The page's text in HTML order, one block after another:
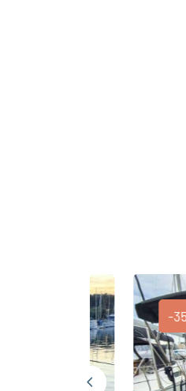
-35%